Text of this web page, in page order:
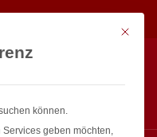
Mit
können.
geben möchten,